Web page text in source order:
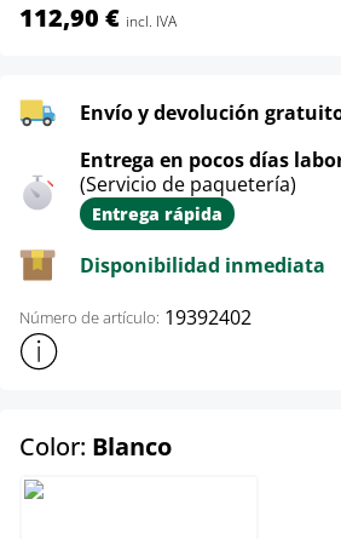
112,90 € incl. IVA
Envío y devolución
Entrega en pocos días
(Servicio de paquetería)
Entrega rápida
Disponibilidad inmediata
Número de artículo: 19392402
Mostrar más información sobre el
Color: Blancoselect